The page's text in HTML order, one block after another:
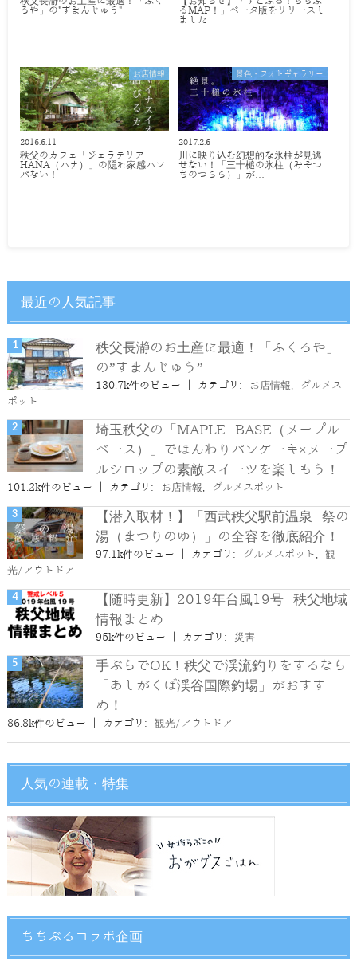
ろや」の"すまんじゅう"
るMAP！」ベータ版をリリースし
ました
お店情報
2016.6.11
秩父のカフェ「ジェラテリア
HANA（ハナ）」の隠れ家感ハン
パない！
景色・フォトギャラリー
2017.2.6
川に映り込む幻想的な氷柱が見逃
せない！「三十槌の氷柱（みそつ
ちのつらら）」が…
最近の人気記事
秩父長瀞のお土産に最適！「ふくろや」
の”すまんじゅう”
130.7k件のビュー カテゴリ: お店情報
グルメス
ポット
埼玉秩父の「MAPLE BASE（メープル
ベース）」でほんわりパンケーキ×メープ
ルシロップの素敵スイーツを楽しもう！
101.2k件のビュー カテゴリ: お店情報, グルメスポット
【潜入取材！】「西武秩父駅前温泉 祭の
湯（まつりのゆ）」の全容を徹底紹介！
97.1k件のビュー カテゴリ: グルメスポット , 観
光/アウトドア
【随時更新】2019年台風19号 秩父地域
情報まとめ
95k件のビュー カテゴリ: 災害
手ぶらでOK！秩父で渓流釣りをするなら
「あしがくぼ渓谷国際釣場」がおすす
め！
86.8k件のビュー カテゴリ: 観光/アウトドア
人気の連載・特集
ちちぶるコラボ企画